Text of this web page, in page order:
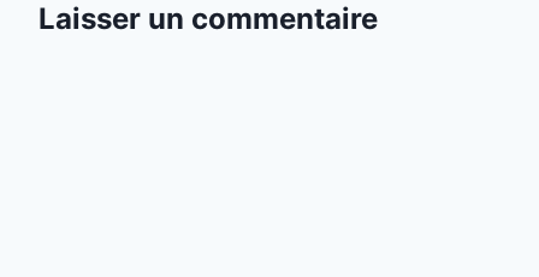
Laisser un commentaire